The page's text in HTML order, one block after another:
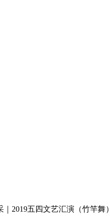
｜2019五四文艺汇演（竹竿舞）